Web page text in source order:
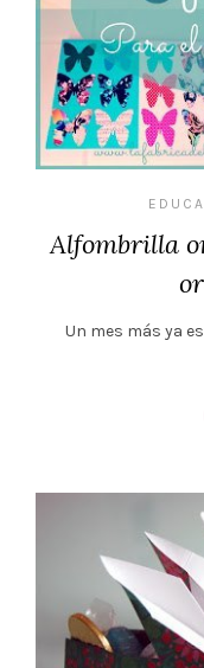
Alfombrilla
Un mes más ya